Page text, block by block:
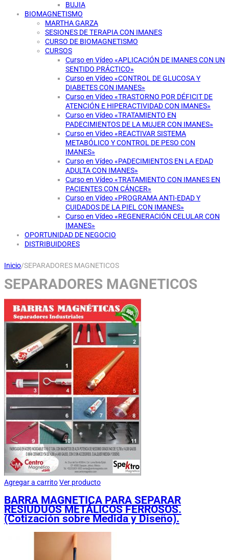
BUJIA
BIOMAGNETISMO
MARTHA GARZA
SESIONES DE TERAPIA CON IMANES
CURSO DE BIOMAGNETISMO
CURSOS
Curso en Vídeo «APLICACIÓN DE IMANES CON UN
SENTIDO PRÁCTICO»
Curso en Vídeo «CONTROL DE GLUCOSA Y
DIABETES CON IMANES»
Curso en Vídeo «TRASTORNO POR DÉFICIT DE
ATENCIÓN E HIPERACTIVIDAD CON IMANES»
Curso en Vídeo «TRATAMIENTO EN
PADECIMIENTOS DE LA MUJER CON IMANES»
Curso en Vídeo «REACTIVAR SISTEMA
METABÓLICO Y CONTROL DE PESO CON
IMANES»
Curso en Vídeo «PADECIMIENTOS EN LA EDAD
ADULTA CON IMANES»
Curso en Vídeo «TRATAMIENTO CON IMANES EN
PACIENTES CON CÁNCER»
Curso en Vídeo «PROGRAMA ANTI-EDAD Y
CUIDADOS DE LA PIEL CON IMANES»
Curso en Vídeo «REGENERACIÓN CELULAR CON
IMANES»
OPORTUNIDAD DE NEGOCIO
DISTRIBUIDORES
Inicio/SEPARADORES MAGNETICOS
SEPARADORES MAGNETICOS
Agregar a carritoVer producto
BARRA MAGNETICA PARA SEPARAR
RESIUDUOS METÁLICOS FERROSOS.
(Cotización sobre Medida y Diseño).